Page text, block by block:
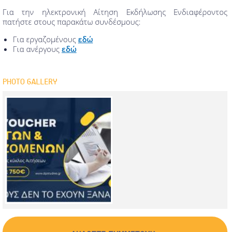
Για την ηλεκτρονική Αίτηση Εκδήλωσης Ενδιαφέροντος
πατήστε στους παρακάτω συνδέσμους:
Για εργαζομένους εδώ
Για ανέργους εδώ
PHOTO GALLERY